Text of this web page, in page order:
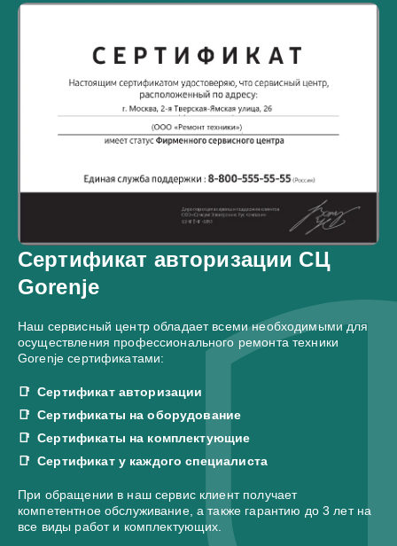
Сертификат авторизации СЦ
Gorenje
Наш сервисный центр обладает всеми необходимыми для
осуществления профессионального ремонта техники
Gorenje сертификатами:
Сертификат авторизации
Сертификаты на оборудование
Сертификаты на комплектующие
Сертификат у каждого специалиста
При обращении в наш сервис клиент получает
компетентное обслуживание, а также гарантию до 3 лет на
все виды работ и комплектующих.